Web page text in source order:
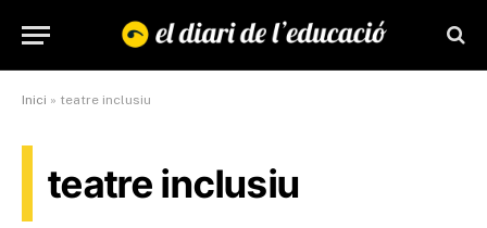
Inici » teatre inclusiu
teatre inclusiu